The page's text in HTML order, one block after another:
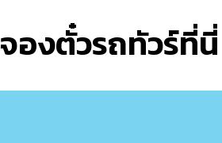
จองตั๋วรถทัวร์ที่นี่